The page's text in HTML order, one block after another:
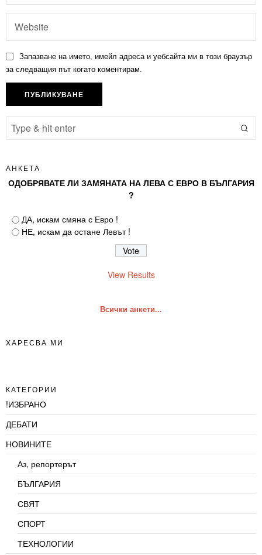
Запазване на името, имейл адреса и уебсайта ми в този браузър
за следващия път когато коментирам.
АНКЕТА
ОДОБРЯВАТЕ ЛИ ЗАМЯНАТА НА ЛЕВА С ЕВРО В БЪЛГАРИЯ
?
ДА, искам смяна с Евро !
НЕ, искам да остане Левът !
View Results
Всички анкети...
ХАРЕСВА МИ
КАТЕГОРИИ
!ИЗБРАНО
ДЕБАТИ
НОВИНИТЕ
Аз, репортерът
БЪЛГАРИЯ
СВЯТ
СПОРТ
ТЕХНОЛОГИИ